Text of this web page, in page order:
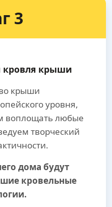
3
кровля крыши
крыши
уровня,
воплощать любые
творческий
дома будут
кровельные